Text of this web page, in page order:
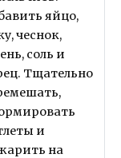
яйцо,
чеснок,
соль и
Тщательно
и
на